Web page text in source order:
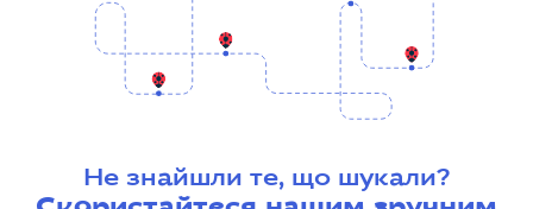
Не знайшли те, що шукали?